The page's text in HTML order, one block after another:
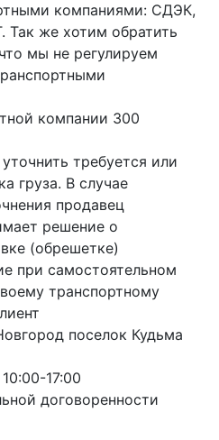
компаниями: СДЭК,
же хотим обратить
мы не регулируем
компании 300
требуется или
груза. В случае
продавец
решение о
(обрешетке)
при самостоятельном
транспортному
поселок Кудьма
17:00
договоренности